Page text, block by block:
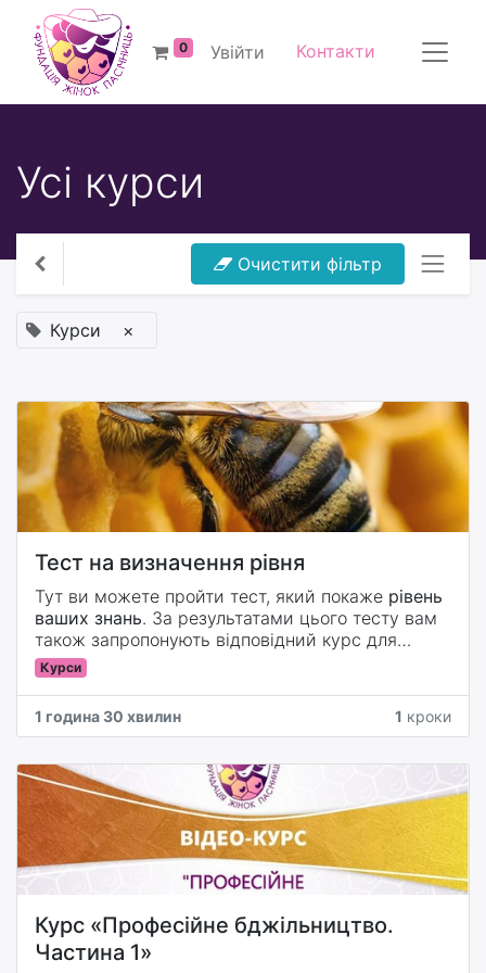
0 Увійти Контакти
Усі курси
Очистити фільтр
Курси ×
Тест на визначення рівня
Тут ви можете пройти тест, який покаже рівень
ваших знань. За результатами цього тесту вам
також запропонують відповідний курс для
продовження навчання з бджільництва.
Курси
1 година 30 хвилин 1 кроки
Курс «Професійне бджільництво.
Частина 1»